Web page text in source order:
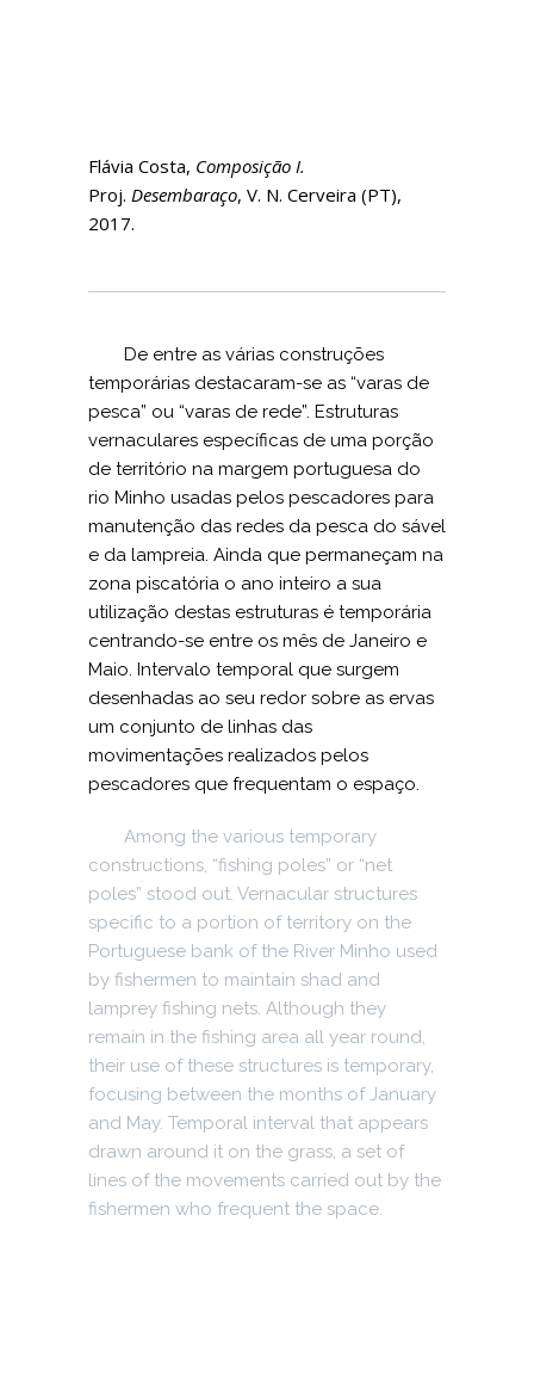
Flávia Costa, Composição I.
Proj. Desembaraço, V. N. Cerveira (PT),
2017.
De entre as várias construções
temporárias destacaram-se as “varas de
pesca” ou “varas de rede”. Estruturas
vernaculares específicas de uma porção
de território na margem portuguesa do
rio Minho usadas pelos pescadores para
manutenção das redes da pesca do sável
e da lampreia. Ainda que permaneçam na
zona piscatória o ano inteiro a sua
utilização destas estruturas é temporária
centrando-se entre os mês de Janeiro e
Maio. Intervalo temporal que surgem
desenhadas ao seu redor sobre as ervas
um conjunto de linhas das
movimentações realizados pelos
pescadores que frequentam o espaço.
Among the various temporary
constructions, “fishing poles” or “net
poles” stood out. Vernacular structures
specific to a portion of territory on the
Portuguese bank of the River Minho used
by fishermen to maintain shad and
lamprey fishing nets. Although they
remain in the fishing area all year round,
their use of these structures is temporary,
focusing between the months of January
and May. Temporal interval that appears
drawn around it on the grass, a set of
lines of the movements carried out by the
fishermen who frequent the space.